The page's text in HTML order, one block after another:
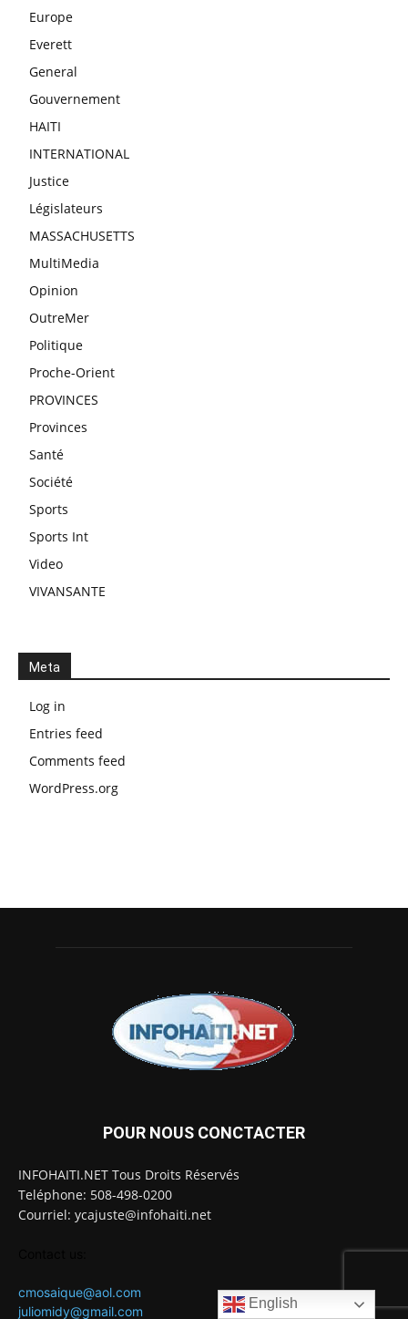
Europe
Everett
General
Gouvernement
HAITI
INTERNATIONAL
Justice
Législateurs
MASSACHUSETTS
MultiMedia
Opinion
OutreMer
Politique
Proche-Orient
PROVINCES
Provinces
Santé
Société
Sports
Sports Int
Video
VIVANSANTE
Meta
Log in
Entries feed
Comments feed
WordPress.org
POUR NOUS CONCTACTER
INFOHAITI.NET Tous Droits Réservés
Teléphone: 508-498-0200
Courriel: ycajuste@infohaiti.net
cmosaique@aol.com
juliomidy@gmail.com
English